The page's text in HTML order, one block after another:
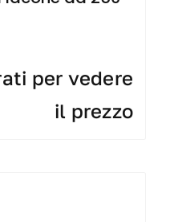
per vedere
il prezzo